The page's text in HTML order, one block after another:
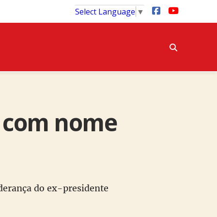
Select Language ▼
nome
do ex-presidente